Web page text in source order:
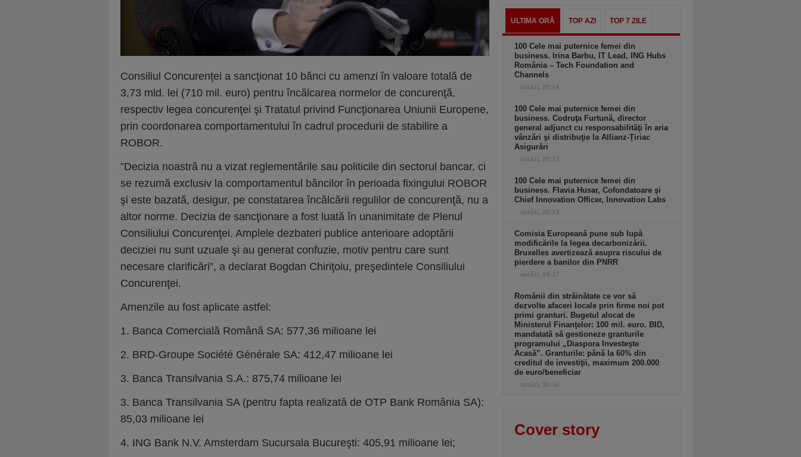
Consiliul Concurenţei a sancţionat 10 bănci cu amenzi în valoare totală de
3,73 mld. lei (710 mil. euro) pentru încălcarea normelor de concurenţă,
respectiv legea concurenţei şi Tratatul privind Funcţionarea Uniunii Europene,
prin coordonarea comportamentului în cadrul procedurii de stabilire a
ROBOR.
”Decizia noastră nu a vizat reglementările sau politicile din sectorul bancar, ci
se rezumă exclusiv la comportamentul băncilor în perioada fixingului ROBOR
şi este bazată, desigur, pe constatarea încălcării regulilor de concurenţă, nu a
altor norme. Decizia de sancţionare a fost luată în unanimitate de Plenul
Consiliului Concurenţei. Amplele dezbateri publice anterioare adoptării
deciziei nu sunt uzuale şi au generat confuzie, motiv pentru care sunt
necesare clarificări”, a declarat Bogdan Chiriţoiu, preşedintele Consiliului
Concurenţei.
Amenzile au fost aplicate astfel:
1. Banca Comercială Română SA: 577,36 milioane lei
2. BRD-Groupe Société Générale SA: 412,47 milioane lei
3. Banca Transilvania S.A.: 875,74 milioane lei
3. Banca Transilvania SA (pentru fapta realizată de OTP Bank România SA):
85,03 milioane lei
4. ING Bank N.V. Amsterdam Sucursala Bucureşti: 405,91 milioane lei;
ULTIMA ORĂ TOP AZI TOP 7 ZILE
100 Cele mai puternice femei din
business. Irina Barbu, IT Lead, ING Hubs
România – Tech Foundation and
Channels
astăzi, 20:14
100 Cele mai puternice femei din
business. Codruţa Furtună, director
general adjunct cu responsabilităţi în aria
vânzări şi distribuţie la Allianz-Ţiriac
Asigurări
astăzi, 20:13
100 Cele mai puternice femei din
business. Flavia Husar, Cofondatoare şi
Chief Innovation Officer, Innovation Labs
astăzi, 20:13
Comisia Europeană pune sub lupă
modificările la legea decarbonizării.
Bruxelles avertizează asupra riscului de
pierdere a banilor din PNRR
astăzi, 19:17
Românii din străinătate ce vor să
dezvolte afaceri locale prin firme noi pot
primi granturi. Bugetul alocat de
Ministerul Finanţelor: 100 mil. euro. BID,
mandatată să gestioneze granturile
programului „Diaspora Investeşte
Acasă”. Granturile: până la 60% din
creditul de investiţii, maximum 200.000
de euro/beneficiar
astăzi, 19:16
Cover story